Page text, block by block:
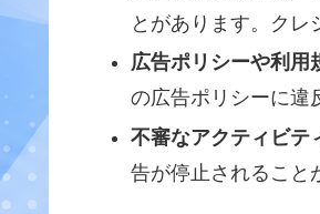
とがあります。ク
広告ポリシーや利用
の広告ポリシーに違
不審なアクティビテ
告が停止されること